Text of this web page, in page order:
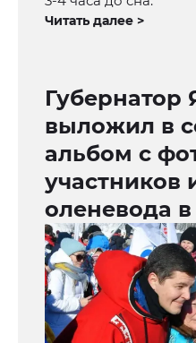
Читать далее >
Губернатор
выложил в
альбом с
участников
оленевода